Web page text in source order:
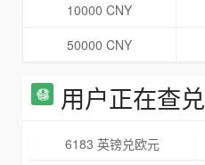
10000 CNY
50000 CNY
用户正在查兑
6183 英镑兑欧元